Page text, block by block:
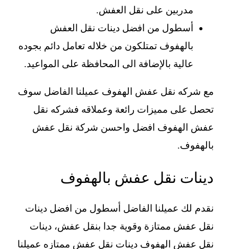
مدربين على نقل العفش.
أسطول من افضل دينات نقل العفش
بالهفوف تمتلكون من خلاله تعامل دائم بجوده
عالية بالإضافة الى المحافظة على المواعيد.
مع شركه نقل عفش الهفوف عميلنا الفاضل سوف
تحصل على مميزات رائعة وعملاقه فشركه نقل
عفش الهفوف افضل واحسن شركة نقل عفش
بالهفوف.
دينات نقل عفش بالهفوف
نقدم لك عميلنا الفاضل أسطول من افضل دينات
نقل عفش ممتازة وقوية جدا بنقل عفش، دينات
نقل عفش الهفوف دينات نقل عفش ممتازه عميلنا